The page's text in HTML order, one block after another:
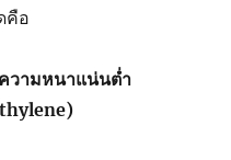
คือ
วามหนาแน่นต่ำ